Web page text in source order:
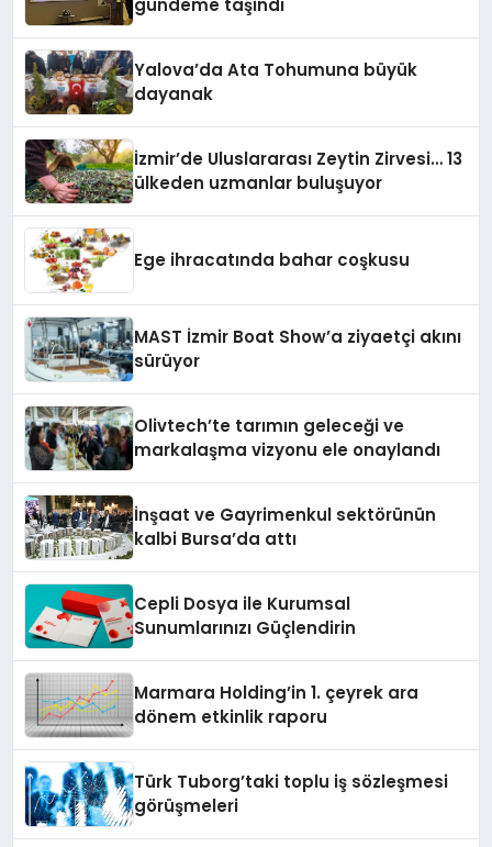
gündeme taşındı
Yalova’da Ata Tohumuna büyük
dayanak
İzmir’de Uluslararası Zeytin Zirvesi… 13
ülkeden uzmanlar buluşuyor
Ege ihracatında bahar coşkusu
MAST İzmir Boat Show’a ziyaetçi akını
sürüyor
Olivtech’te tarımın geleceği ve
markalaşma vizyonu ele onaylandı
İnşaat ve Gayrimenkul sektörünün
kalbi Bursa’da attı
Cepli Dosya ile Kurumsal
Sunumlarınızı Güçlendirin
Marmara Holding’in 1. çeyrek ara
dönem etkinlik raporu
Türk Tuborg’taki toplu iş sözleşmesi
görüşmeleri